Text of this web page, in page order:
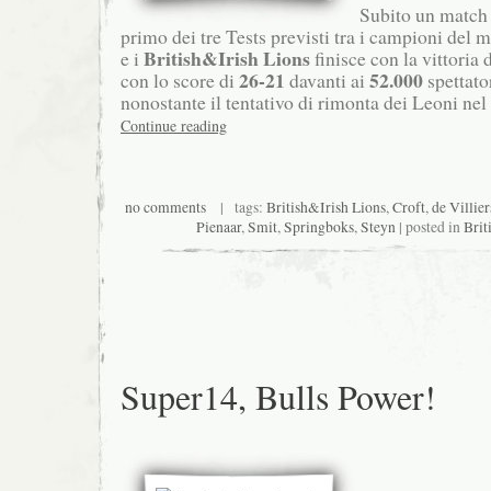
Subito un
primo dei tre Tests previsti tra i campioni del
e i British&Irish Lionsfinisce con la vittoria
con lo score di 26-21 davanti ai 52.000
nonostante il tentativo di rimonta dei Leoni
Continue reading
no comments | tags: British&Irish Lions, Croft, de
Pienaar, Smit, Springboks, Steyn | posted in
Super14, Bulls Power!